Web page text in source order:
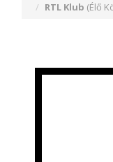
RTL Klub (Élő